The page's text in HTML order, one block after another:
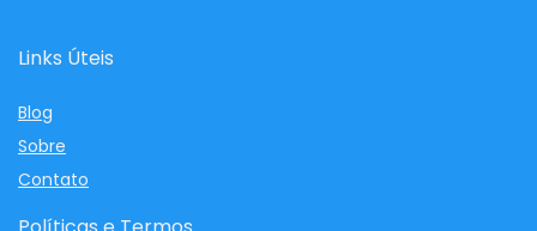
Links Úteis
Blog
Sobre
Contato